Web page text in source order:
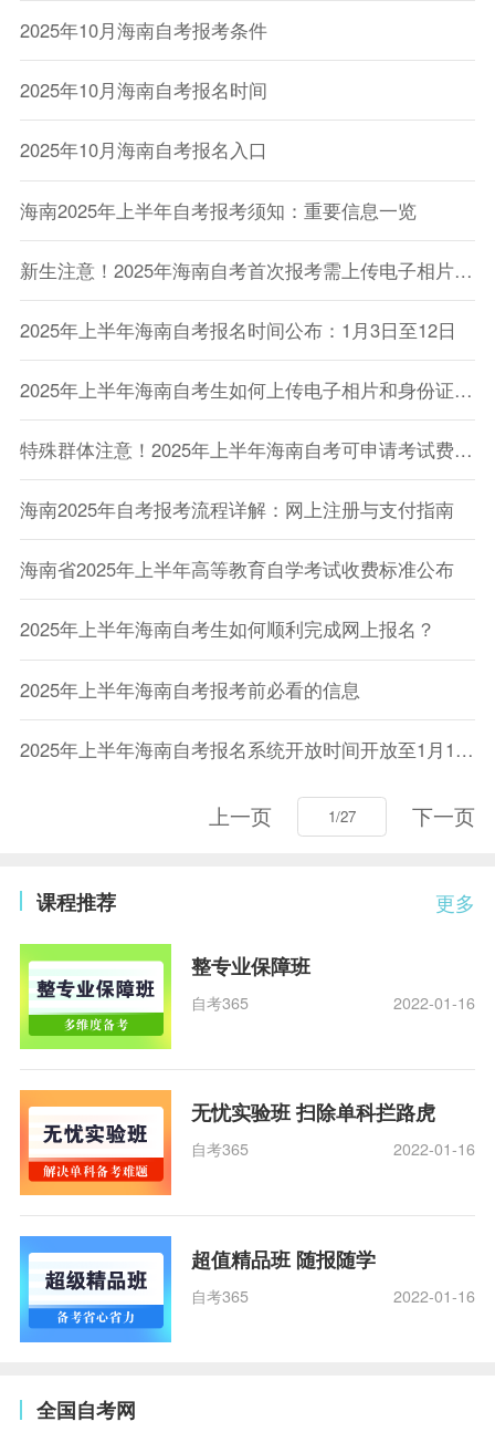
2025年10月海南自考报考条件
2025年10月海南自考报名时间
2025年10月海南自考报名入口
海南2025年上半年自考报考须知：重要信息一览
新生注意！2025年海南自考首次报考需上传电子相片和身份证件
2025年上半年海南自考报名时间公布：1月3日至12日
2025年上半年海南自考生如何上传电子相片和身份证件？
特殊群体注意！2025年上半年海南自考可申请考试费减免
海南2025年自考报考流程详解：网上注册与支付指南
海南省2025年上半年高等教育自学考试收费标准公布
2025年上半年海南自考生如何顺利完成网上报名？
2025年上半年海南自考报考前必看的信息
2025年上半年海南自考报名系统开放时间开放至1月12日17:30
上一页 下一页
更多
课程推荐
整专业保障班
自考365 2022-01-16
无忧实验班 扫除单科拦路虎
自考365 2022-01-16
超值精品班 随报随学
自考365 2022-01-16
全国自考网